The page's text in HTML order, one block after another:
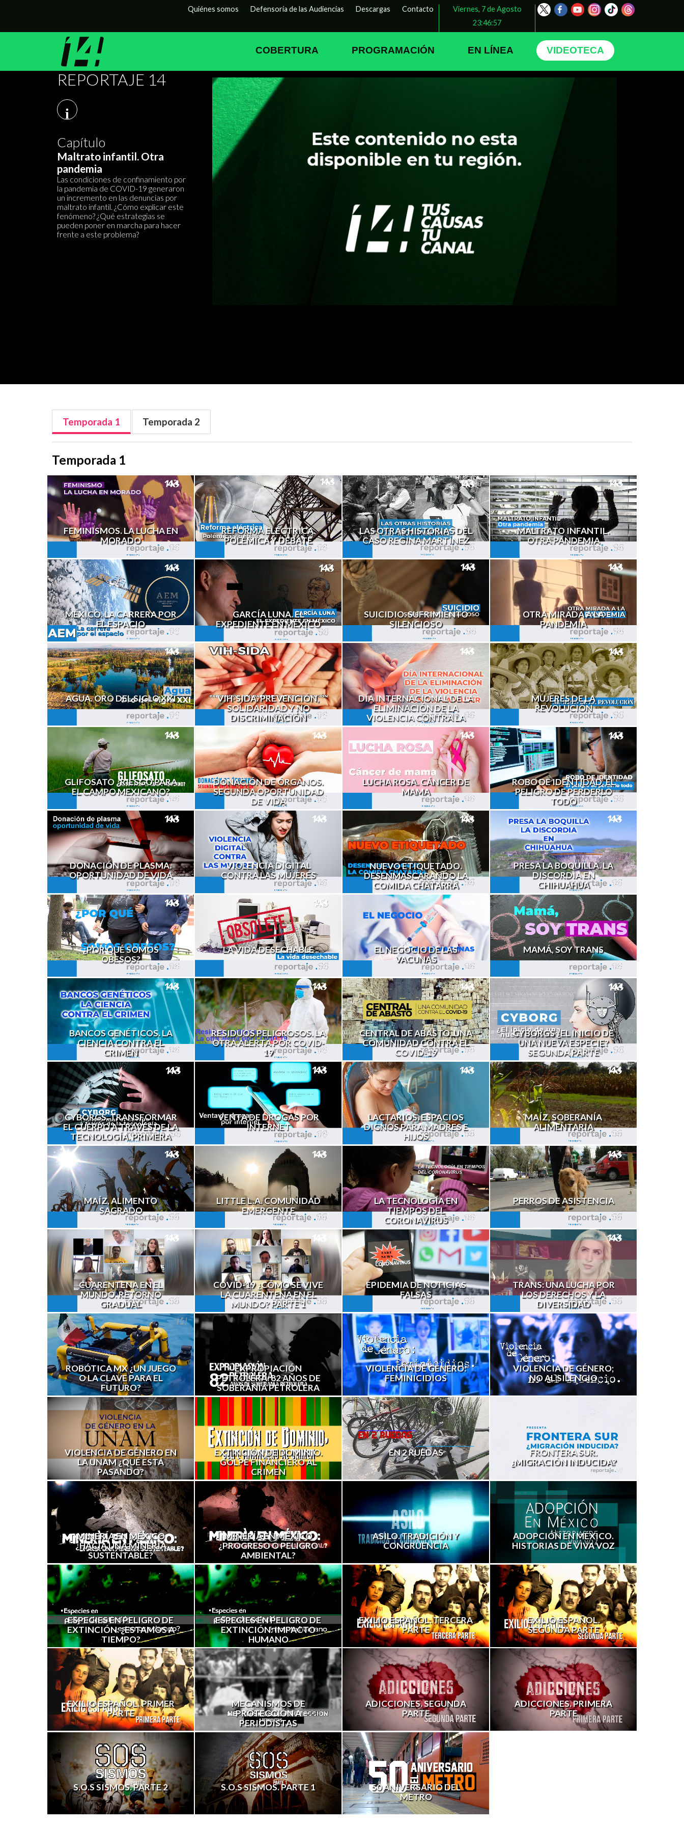
Quiénes somos Defensoría de las Audiencias Descargas Contacto
Viernes, 7 de Agosto
23:46:59
COBERTURA PROGRAMACIÓN EN LÍNEA VIDEOTECA
REPORTAJE 14
i
Capítulo
Maltrato infantil. Otra
pandemia
Las condiciones de confinamiento por
la pandemia de COVID-19 generaron
un incremento en las denuncias por
maltrato infantil. ¿Cómo explicar este
fenómeno? ¿Qué estrategias se
pueden poner en marcha para hacer
frente a este problema?
Temporada 1 Temporada 2
Temporada 1
FEMINISMOS. LA LUCHA EN
MORADO
REFORMA ELÉCTRICA.
POLÉMICA Y DEBATE
LAS OTRAS HISTORIAS DEL
CASO REGINA MARTÍNEZ
MALTRATO INFANTIL.
OTRA PANDEMIA
MÉXICO. LA CARRERA POR
EL ESPACIO
GARCÍA LUNA. EL
EXPEDIENTE EN MÉXICO
SUICIDIO. SUFRIMIENTO
SILENCIOSO
OTRA MIRADA A LA
PANDEMIA
AGUA. ORO DEL SIGLO XXI
VIH-SIDA. PREVENCIÓN,
SOLIDARIDAD Y NO
DISCRIMINACIÓN
DÍA INTERNACIONAL DE LA
ELIMINACIÓN DE LA
VIOLENCIA CONTRA LA
MUJER
MUJERES DE LA
REVOLUCIÓN
GLIFOSATO ¿RIESGO PARA
EL CAMPO MEXICANO?
DONACIÓN DE ÓRGANOS.
SEGUNDA OPORTUNIDAD
DE VIDA
LUCHA ROSA. CÁNCER DE
MAMA
ROBO DE IDENTIDAD. EL
PELIGRO DE PERDERLO
TODO
DONACIÓN DE PLASMA.
OPORTUNIDAD DE VIDA
VIOLENCIA DIGITAL
CONTRA LAS MUJERES
NUEVO ETIQUETADO.
DESENMASCARANDO LA
COMIDA CHATARRA
PRESA LA BOQUILLA. LA
DISCORDIA EN
CHIHUAHUA
¿POR QUÉ SOMOS
OBESOS?
LA VIDA DESECHABLE
EL NEGOCIO DE LAS
VACUNAS
MAMÁ, SOY TRANS
BANCOS GENÉTICOS. LA
CIENCIA CONTRA EL
CRIMEN
RESIDUOS PELIGROSOS. LA
OTRA ALERTA POR COVID-
19
CENTRAL DE ABASTO, UNA
COMUNIDAD CONTRA EL
COVID-19
CYBORGS ¿EL INICIO DE
UNA NUEVA ESPECIE?
SEGUNDA PARTE
CYBORGS. TRANSFORMAR
EL CUERPO A TRAVÉS DE LA
TECNOLOGÍA. PRIMERA
PARTE
VENTA DE DROGAS POR
INTERNET
LACTARIOS. ESPACIOS
DIGNOS PARA MADRES E
HIJOS
MAÍZ, SOBERANÍA
ALIMENTARIA
MAÍZ, ALIMENTO
SAGRADO
LITTLE L.A. COMUNIDAD
EMERGENTE
LA TECNOLOGÍA EN
TIEMPOS DEL
CORONAVIRUS
PERROS DE ASISTENCIA
CUARENTENA EN EL
MUNDO. RETORNO
GRADUAL
COVID-19 ¿CÓMO SE VIVE
LA CUARENTENA EN EL
MUNDO? PARTE 1
EPIDEMIA DE NOTICIAS
FALSAS
TRANS: UNA LUCHA POR
LOS DERECHOS Y LA
DIVERSIDAD
ROBÓTICA MX ¿UN JUEGO
O LA CLAVE PARA EL
FUTURO?
EXPROPIACIÓN
PETROLERA. 82 AÑOS DE
SOBERANÍA PETROLERA
VIOLENCIA DE GÉNERO:
FEMINICIDIOS
VIOLENCIA DE GÉNERO;
NO AL SILENCIO
VIOLENCIA DE GÉNERO EN
LA UNAM ¿QUÉ ESTÁ
PASANDO?
EXTINCIÓN DE DOMINIO.
GOLPE FINANCIERO AL
CRIMEN
EN 2 RUEDAS
FRONTERA SUR.
¿MIGRACIÓN INDUCIDA?
MINERÍA EN MÉXICO
¿HACIA UNA MINERÍA
SUSTENTABLE?
MINERÍA EN MÉXICO
¿PROGRESO O PELIGRO
AMBIENTAL?
ASILO. TRADICIÓN Y
CONGRUENCIA
ADOPCIÓN EN MÉXICO.
HISTORIAS DE VIVA VOZ
ESPECIES EN PELIGRO DE
EXTINCIÓN: ¿ESTAMOS A
TIEMPO?
ESPECIES EN PELIGRO DE
EXTINCIÓN: IMPACTO
HUMANO
EXILIO ESPAÑOL. TERCERA
PARTE
EXILIO ESPAÑOL.
SEGUNDA PARTE
EXILIO ESPAÑOL. PRIMER
PARTE
MECANISMOS DE
PROTECCIÓN A
PERIODISTAS
ADICCIONES. SEGUNDA
PARTE
ADICCIONES. PRIMERA
PARTE
S.O.S SISMOS. PARTE 2 S.O.S SISMOS. PARTE 1
50 ANIVERSARIO DEL
METRO